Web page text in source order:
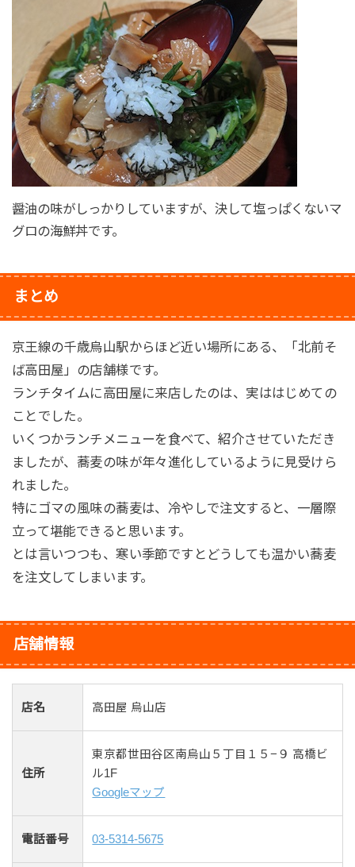
醤油の味がしっかりしていますが、決して塩っぱくないマ
グロの海鮮丼です。
まとめ
京王線の千歳烏山駅からほど近い場所にある、「北前そ
ば高田屋」の店舗様です。
ランチタイムに高田屋に来店したのは、実ははじめての
ことでした。
いくつかランチメニューを食べて、紹介させていただき
ましたが、蕎麦の味が年々進化しているように見受けら
れました。
特にゴマの風味の蕎麦は、冷やしで注文すると、一層際
立って堪能できると思います。
とは言いつつも、寒い季節ですとどうしても温かい蕎麦
を注文してしまいます。
店舗情報
店名 高田屋 烏山店
住所
東京都世田谷区南烏山５丁目１５−９ 高橋ビ
ル1F
Googleマップ
電話番号 03-5314-5675